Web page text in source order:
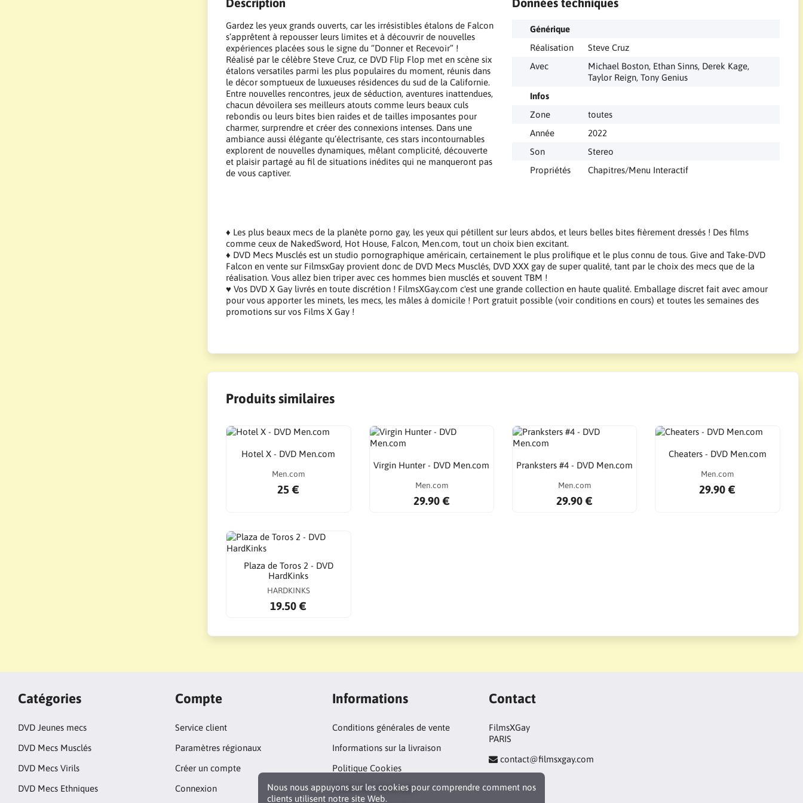
Gardez les yeux grands ouverts, car les irrésistibles étalons de Falcon
s’apprêtent à repousser leurs limites et à découvrir de nouvelles
expériences placées sous le signe du “Donner et Recevoir” !
Réalisé par le célèbre Steve Cruz, ce DVD Flip Flop met en scène six
étalons versatiles parmi les plus populaires du moment, réunis dans
le décor somptueux de luxueuses résidences du sud de la Californie.
Entre nouvelles rencontres, jeux de séduction, aventures inattendues,
chacun dévoilera ses meilleurs atouts comme leurs beaux culs
rebondis ou leurs bites bien raides et de tailles imposantes pour
charmer, surprendre et créer des connexions intenses. Dans une
ambiance aussi élégante qu’électrisante, ces stars incontournables
explorent de nouvelles dynamiques, mêlant complicité, découverte
et plaisir partagé au fil de situations inédites qui ne manqueront pas
de vous captiver.
Générique
Réalisation
Steve Cruz
Avec
Michael Boston, Ethan Sinns, Derek Kage,
Taylor Reign, Tony Genius
Infos
Zone
toutes
Année
2022
Son
Stereo
Propriétés
Chapitres/Menu Interactif
♦ Les plus beaux mecs de la planète porno gay, les yeux qui pétillent sur leurs abdos, et leurs belles bites fièrement dressés ! Des films
comme ceux de NakedSword, Hot House, Falcon, Men.com, tout un choix bien excitant.
♦ DVD Mecs Musclés est un studio pornographique américain, certainement le plus prolifique et le plus connu de tous. Give and Take-DVD
Falcon en vente sur FilmsxGay provient donc de DVD Mecs Musclés, DVD XXX gay de super qualité, tant par le choix des mecs que de la
réalisation. Vous allez bien triper avec ces hommes bien musclés et souvent TBM !
♥ Vos DVD X Gay livrés en toute discrétion ! FilmsXGay.com c'est une grande collection en haute qualité. Emballage discret fait avec amour
pour vous apporter les minets, les mecs, les mâles à domicile ! Port gratuit possible (voir conditions en cours) et toutes les semaines des
promotions sur vos Films X Gay !
Produits similaires
Hotel X - DVD Men.com
Men.com
25 €
Virgin Hunter - DVD Men.com
Men.com
29.90 €
Pranksters #4 - DVD Men.com
Men.com
29.90 €
Cheaters - DVD Men.com
Men.com
29.90 €
Plaza de Toros 2 - DVD
HardKinks
HARDKINKS
19.50 €
Nous nous appuyons sur les cookies pour comprendre comment nos
clients utilisent notre site Web.
Catégories
DVD Jeunes mecs
DVD Mecs Musclés
DVD Mecs Virils
DVD Mecs Ethniques
Compte
Service client
Paramètres régionaux
Créer un compte
Connexion
Informations
Conditions générales de vente
Informations sur la livraison
Politique Cookies
Protection vie privée
Contact
FilmsXGay
PARIS
contact@filmsxgay.com